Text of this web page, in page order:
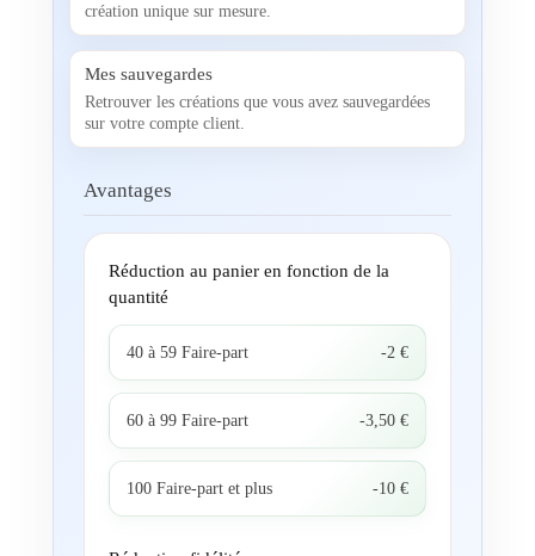
création unique sur mesure.
Mes sauvegardes
Retrouver les créations que vous avez sauvegardées
sur votre compte client.
Avantages
Réduction au panier en fonction de la
quantité
40 à 59 Faire-part -2 €
60 à 99 Faire-part -3,50 €
100 Faire-part et plus -10 €